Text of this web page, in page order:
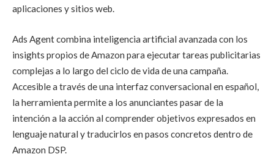
aplicaciones y sitios web.
Ads Agent combina inteligencia artificial avanzada con los
insights propios de Amazon para ejecutar tareas publicitarias
complejas a lo largo del ciclo de vida de una campaña.
Accesible a través de una interfaz conversacional en español,
la herramienta permite a los anunciantes pasar de la
intención a la acción al comprender objetivos expresados en
lenguaje natural y traducirlos en pasos concretos dentro de
Amazon DSP.